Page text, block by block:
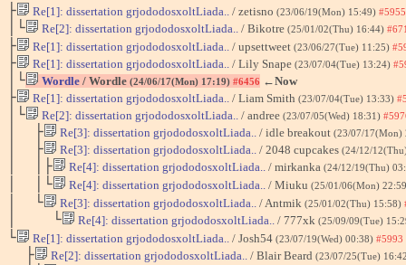
├ Re[1]: dissertation grjododosxoltLiada.. / zetisno (23/06/19(Mon) 15:49) #5955
│└ Re[2]: dissertation grjododosxoltLiada.. / Bikotre (25/01/02(Thu) 16:44)
├ Re[1]: dissertation grjododosxoltLiada.. / upsettweet (23/06/27(Tue) 11:25)
├ Re[1]: dissertation grjododosxoltLiada.. / Lily Snape (23/07/04(Tue) 13:24)
│└ Wordle / Wordle (24/06/17(Mon) 17:19) #6456 ←Now
├ Re[1]: dissertation grjododosxoltLiada.. / Liam Smith (23/07/04(Tue) 13:33)
│└ Re[2]: dissertation grjododosxoltLiada.. / andree (23/07/05(Wed) 18:31)
│ ├ Re[3]: dissertation grjododosxoltLiada.. / idle breakout (23/07/17(Mon)
│ ├ Re[3]: dissertation grjododosxoltLiada.. / 2048 cupcakes (24/12/
│ │├ Re[4]: dissertation grjododosxoltLiada.. / mirkanka (24/12/19(Thu)
│ │└ Re[4]: dissertation grjododosxoltLiada.. / Miuku (25/01/06(Mon)
│ └ Re[3]: dissertation grjododosxoltLiada.. / Antmik (25/01/02(Thu) 15:58)
│ └ Re[4]: dissertation grjododosxoltLiada.. / 777xk (25/09/09(Tue)
└ Re[1]: dissertation grjododosxoltLiada.. / Josh54 (23/07/19(Wed) 00:38) #5993
├ Re[2]: dissertation grjododosxoltLiada.. / Blair Beard (23/07/25(Tue)